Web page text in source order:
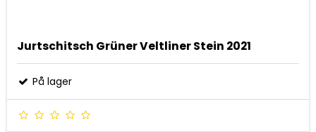
Jurtschitsch Grüner Veltliner Stein 2021
På lager